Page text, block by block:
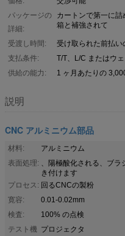
パッケージの
詳細:
カートンで第一に
箱と補強されて
受渡し時間:
受け取られた前払い
支払条件:
T/T、L/C またはウ
供給の能力:
1 ヶ月あたりの
説明
CNC アルミニウム部品
材料:
アルミニウム
表面処理: 、陽極酸化される、ブラ
き付けます
プロセス: 回るCNCの製粉
寛容:
0.01-0.02mm
検査:
100% の点検
テスト機 プロジェクタ